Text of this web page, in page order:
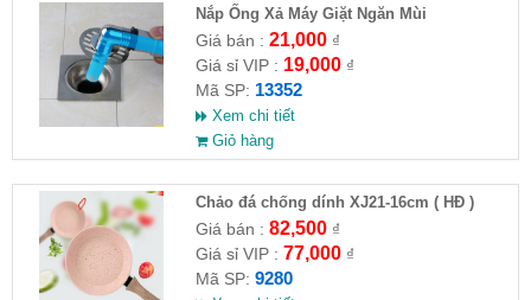
Nắp Ống Xả Máy Giặt Ngăn Mùi
Giá bán : 21,000₫
Giá sỉ VIP : 19,000₫
Mã SP: 13352
Xem chi tiết
Giỏ hàng
Chảo đá chống dính XJ21-16cm ( HĐ )
Giá bán : 82,500₫
Giá sỉ VIP : 77,000₫
Mã SP: 9280